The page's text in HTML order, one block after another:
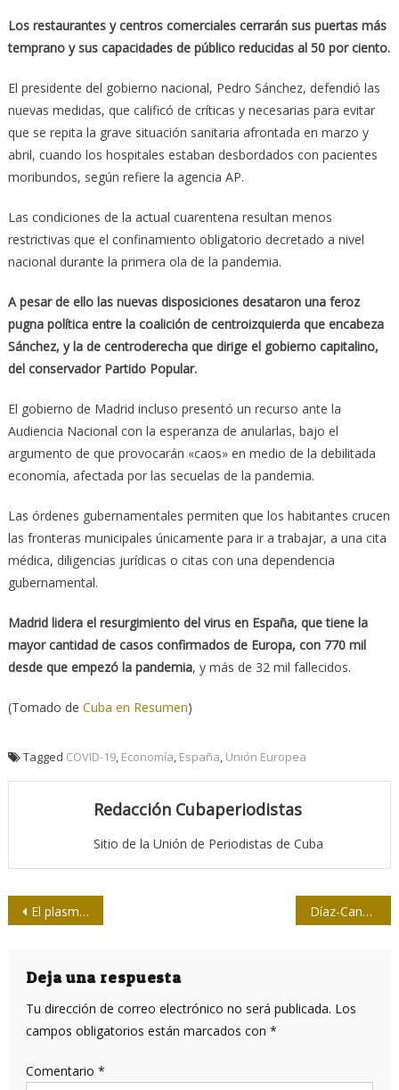
Los restaurantes y centros comerciales cerrarán sus puertas más
temprano y sus capacidades de público reducidas al 50 por ciento.
El presidente del gobierno nacional, Pedro Sánchez, defendió las
nuevas medidas, que calificó de críticas y necesarias para evitar
que se repita la grave situación sanitaria afrontada en marzo y
abril, cuando los hospitales estaban desbordados con pacientes
moribundos, según refiere la agencia AP.
Las condiciones de la actual cuarentena resultan menos
restrictivas que el confinamiento obligatorio decretado a nivel
nacional durante la primera ola de la pandemia.
A pesar de ello las nuevas disposiciones desataron una feroz
pugna política entre la coalición de centroizquierda que encabeza
Sánchez, y la de centroderecha que dirige el gobierno capitalino,
del conservador Partido Popular.
El gobierno de Madrid incluso presentó un recurso ante la
Audiencia Nacional con la esperanza de anularlas, bajo el
argumento de que provocarán «caos» en medio de la debilitada
economía, afectada por las secuelas de la pandemia.
Las órdenes gubernamentales permiten que los habitantes crucen
las fronteras municipales únicamente para ir a trabajar, a una cita
médica, diligencias jurídicas o citas con una dependencia
gubernamental.
Madrid lidera el resurgimiento del virus en España, que tiene la
mayor cantidad de casos confirmados de Europa, con 770 mil
desde que empezó la pandemia, y más de 32 mil fallecidos.
(Tomado de Cuba en Resumen)
Tagged COVID-19, Economía España Unión Europea
Redacción Cubaperiodistas
Sitio de la Unión de Periodistas de Cuba
Navegación
entradas
El plasma de la infección reciente, más efectivo para combatir la COVID-19 Díaz-Canel destaca avance de candidato vacunal de Cuba contra la Covid-19
Deja una respuesta
Tu dirección de correo electrónico no será publicada. Los
campos obligatorios están marcados con *
Comentario *